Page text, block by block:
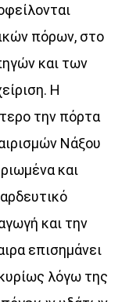
πόρων, στο
και των
Η
την πόρτα
Νάξου
και
και την
επισημάνει
λόγω της